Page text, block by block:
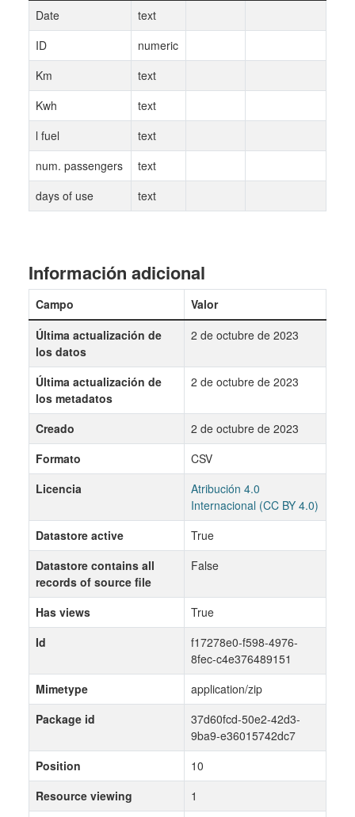
Date
text
ID
numeric
Km
text
Kwh
text
l fuel
text
num. passengers
text
days of use
text
Información adicional
Campo
Valor
Última actualización de
los datos
2 de octubre de 2023
Última actualización de
los metadatos
2 de octubre de 2023
Creado
2 de octubre de 2023
Formato
CSV
Licencia
Atribución 4.0
Internacional (CC BY 4.0)
Datastore active
True
Datastore contains all
records of source file
False
Has views
True
Id
f17278e0-f598-4976-
8fec-c4e376489151
Mimetype
application/zip
Package id
37d60fcd-50e2-42d3-
9ba9-e36015742dc7
Position
10
Resource viewing
1